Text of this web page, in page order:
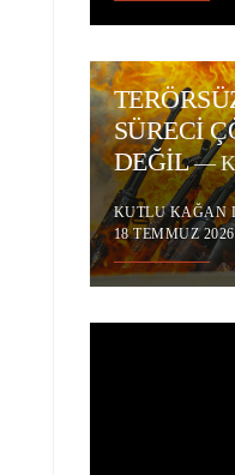
SÜRECİ
DEĞİL—
KUTLU KAĞAN
18 TEMMUZ 2026